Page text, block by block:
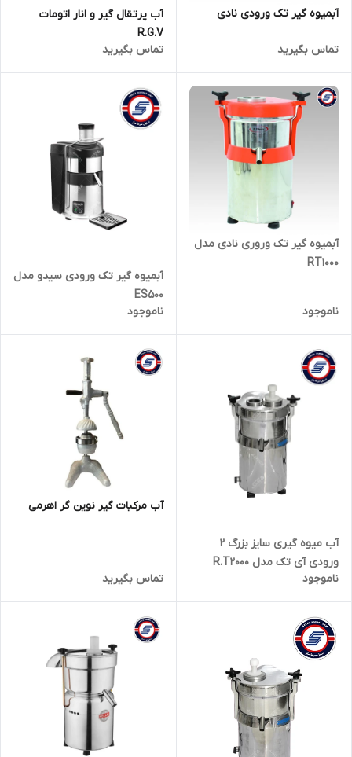
آبمیوه گیر تک ورودی نادی
تماس بگیرید
آب پرتقال گیر و انار اتومات
R.G.V
تماس بگیرید
آبمیوه گیر تک وروری نادی مدل
RT1000
ناموجود
آبمیوه گیر تک ورودی سیدو مدل
ES500
ناموجود
آب میوه گیری سایز بزرگ 2
ورودی آی تک مدل R.T2000
ناموجود
آب مرکبات گیر نوین گر اهرمی
تماس بگیرید